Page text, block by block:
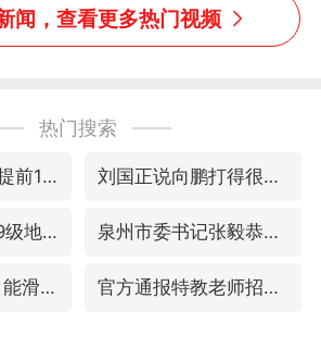
位考级
（来
闻，查看更多热门视频
热门搜索
东航：国内客票提前14天免费退改 刘国正说向鹏打得很窝囊
四川宜宾高县4.9级地震致1死 泉州市委书记张毅恭被查
“新疆阿勒泰八月能滑雪”不实 官方通报特教老师招聘违规事件